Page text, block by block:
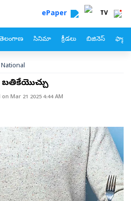
ePaper TV
సినిమా క్రీడలు బిజినెస్
National
బతికేయొచ్చు
on Mar 21 2025 4:44 AM